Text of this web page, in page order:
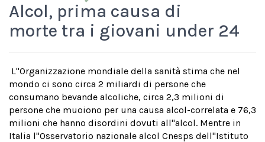
Alcol, prima causa di
morte tra i giovani under 24
L''Organizzazione mondiale della sanità stima che nel
mondo ci sono circa 2 miliardi di persone che
consumano bevande alcoliche, circa 2,3 milioni di
persone che muoiono per una causa alcol-correlata e 76,3
milioni che hanno disordini dovuti all''alcol. Mentre in
Italia l''Osservatorio nazionale alcol Cnesps dell''Istituto